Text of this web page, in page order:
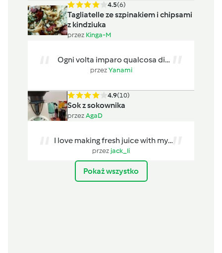
4.5(6)
Tagliatelle ze szpinakiem i chipsami
z kindziuka
przez Kinga-M
Ogni volta imparo qualcosa di
nuovo！Un visualizzatore
przezYanami
4.9(10)
Sok z sokownika
przezAgaD
I love making fresh juice with my
steamer, but it is always hard to...
przezjack_li
4.6(8)
Pokaż wszystko